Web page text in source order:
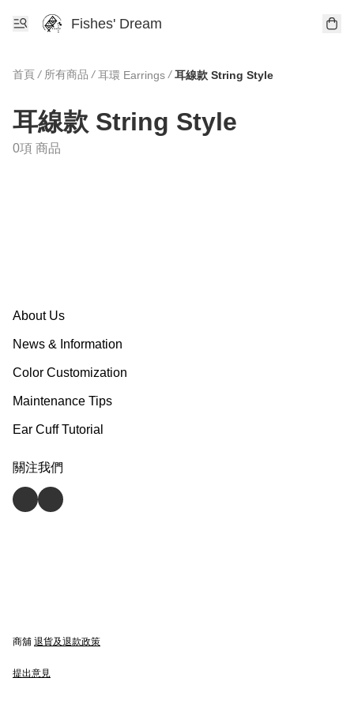
Fishes' Dream
首頁 / 所有商品 / 耳環 Earrings / 耳線款 String Style
耳線款 String Style
0項 商品
About Us
News & Information
Color Customization
Maintenance Tips
Ear Cuff Tutorial
關注我們
商舖 退貨及退款政策
提出意見